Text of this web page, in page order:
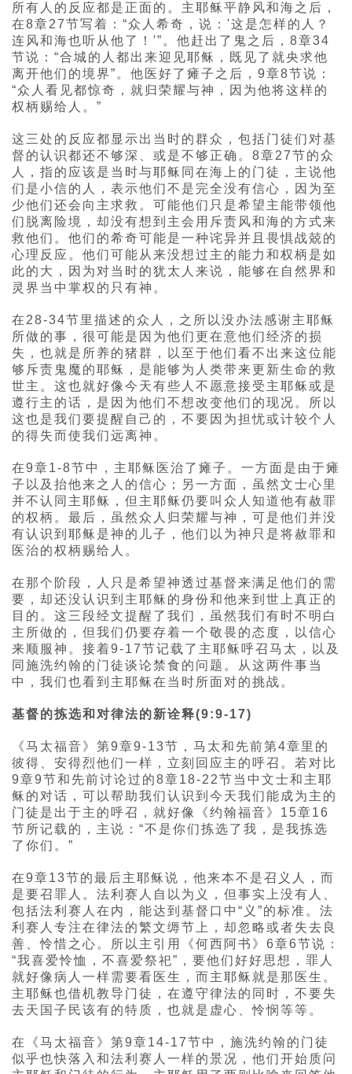
所有人的反应都是正面的。主耶稣平静风和海之后，
在8章27节写着：“众人希奇，说：'这是怎样的人？
连风和海也听从他了！'”。他赶出了鬼之后，8章34
节说：“合城的人都出来迎见耶稣，既见了就央求他
离开他们的境界”。他医好了瘫子之后，9章8节说：
“众人看见都惊奇，就归荣耀与神，因为他将这样的
权柄赐给人。”
这三处的反应都显示出当时的群众，包括门徒们对基
督的认识都还不够深、或是不够正确。8章27节的众
人，指的应该是当时与耶稣同在海上的门徒，主说他
们是小信的人，表示他们不是完全没有信心，因为至
少他们还会向主求救。可能他们只是希望主能带领他
们脱离险境，却没有想到主会用斥责风和海的方式来
救他们。他们的希奇可能是一种诧异并且畏惧战兢的
心理反应。他们可能从来没想过主的能力和权柄是如
此的大，因为对当时的犹太人来说，能够在自然界和
灵界当中掌权的只有神。
在28-34节里描述的众人，之所以没办法感谢主耶稣
所做的事，很可能是因为他们更在意他们经济的损
失，也就是所养的猪群，以至于他们看不出来这位能
够斥责鬼魔的耶稣，是能够为人类带来更新生命的救
世主。这也就好像今天有些人不愿意接受主耶稣或是
遵行主的话，是因为他们不想改变他们的现况。所以
这也是我们要提醒自己的，不要因为担忧或计较个人
的得失而使我们远离神。
在9章1-8节中，主耶稣医治了瘫子。一方面是由于瘫
子以及抬他来之人的信心；另一方面，虽然文士心里
并不认同主耶稣，但主耶稣仍要叫众人知道他有赦罪
的权柄。最后，虽然众人归荣耀与神，可是他们并没
有认识到耶稣是神的儿子，他们以为神只是将赦罪和
医治的权柄赐给人。
在那个阶段，人只是希望神透过基督来满足他们的需
要，却还没认识到主耶稣的身份和他来到世上真正的
目的。这三段经文提醒了我们，虽然我们有时不明白
主所做的，但我们仍要存着一个敬畏的态度，以信心
来顺服神。接着9-17节记载了主耶稣呼召马太，以及
同施洗约翰的门徒谈论禁食的问题。从这两件事当
中，我们也看到主耶稣在当时所面对的挑战。
基督的拣选和对律法的新诠释(9:9-17)
《马太福音》第9章9-13节，马太和先前第4章里的
彼得、安得烈他们一样，立刻回应主的呼召。若对比
9章9节和先前讨论过的8章18-22节当中文士和主耶
稣的对话，可以帮助我们认识到今天我们能成为主的
门徒是出于主的呼召，就好像《约翰福音》15章16
节所记载的，主说：“不是你们拣选了我，是我拣选
了你们。”
在9章13节的最后主耶稣说，他来本不是召义人，而
是要召罪人。法利赛人自以为义，但事实上没有人、
包括法利赛人在内，能达到基督口中“义”的标准。法
利赛人专注在律法的繁文缛节上，却忽略或者失去良
善、怜惜之心。所以主引用《何西阿书》6章6节说：
“我喜爱怜恤，不喜爱祭祀”，要他们好好思想，罪人
就好像病人一样需要看医生，而主耶稣就是那医生。
主耶稣也借机教导门徒，在遵守律法的同时，不要失
去天国子民该有的特质，也就是虚心、怜悯等等。
在《马太福音》第9章14-17节中，施洗约翰的门徒
似乎也快落入和法利赛人一样的景况，他们开始质问